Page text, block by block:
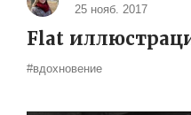
25 нояб. 2017
Flat
#вдохновение